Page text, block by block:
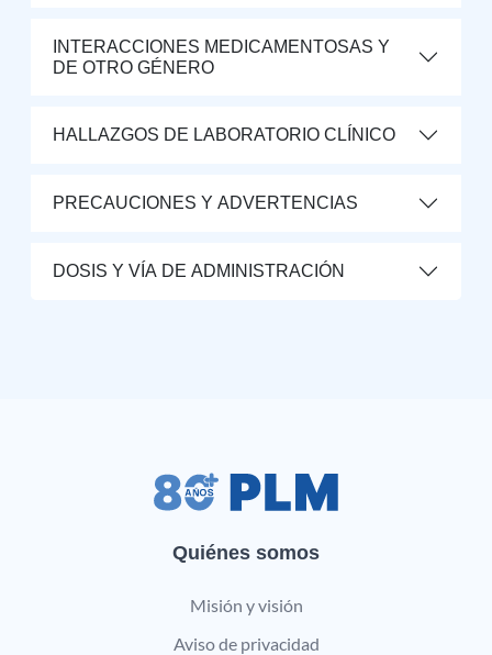
INTERACCIONES MEDICAMENTOSAS Y
DE OTRO GÉNERO
HALLAZGOS DE LABORATORIO CLÍNICO
PRECAUCIONES Y ADVERTENCIAS
DOSIS Y VÍA DE ADMINISTRACIÓN
Quiénes somos
Misión y visión
Aviso de privacidad